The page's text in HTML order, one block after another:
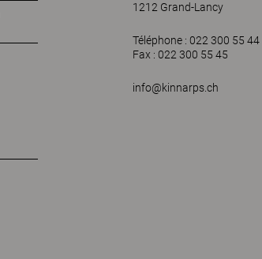
1212 Grand-Lancy
Téléphone : 022 300 55 44
Fax : 022 300 55 45
info@kinnarps.ch